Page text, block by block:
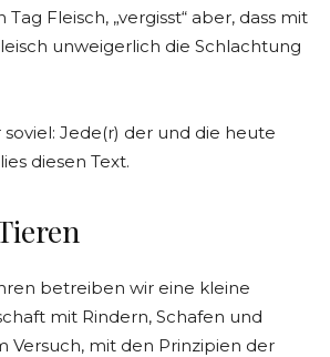
Tag Fleisch, „vergisst“ aber, dass mit
unweigerlich die Schlachtung
Jede(r) der und die heute
diesen Text.
betreiben wir eine kleine
mit Rindern, Schafen und
Versuch, mit den Prinzipien der